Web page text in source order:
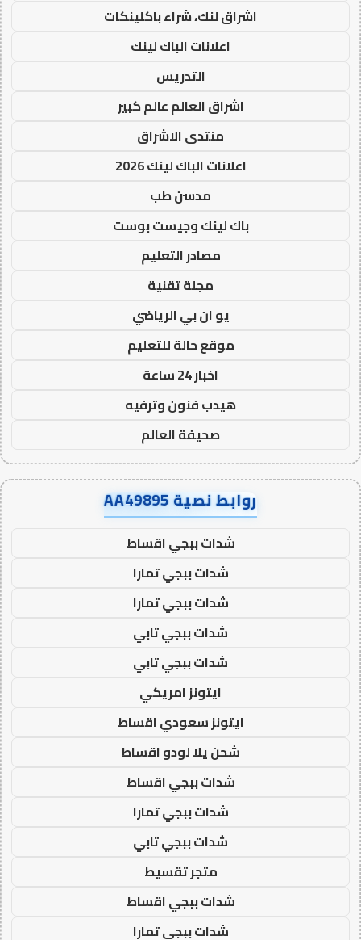
اشراق لنك، شراء باكلينكات
اعلانات الباك لينك
التدريس
اشراق العالم عالم كبير
منتدى الاشراق
اعلانات الباك لينك 2026
مدسن طب
باك لينك وجيست بوست
مصادر التعليم
مجلة تقنية
يو ان بي الرياضي
موقع حالة للتعليم
اخبار 24 ساعة
هيدب فنون وترفيه
صحيفة العالم
روابط نصية AA49895
شدات ببجي اقساط
شدات ببجي تمارا
شدات ببجي تمارا
شدات ببجي تابي
شدات ببجي تابي
ايتونز امريكي
ايتونز سعودي اقساط
شحن يلا لودو اقساط
شدات ببجي اقساط
شدات ببجي تمارا
شدات ببجي تابي
متجر تقسيط
شدات ببجي اقساط
شدات ببجي تمارا